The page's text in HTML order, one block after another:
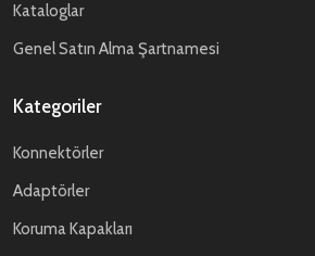
Kataloglar
Genel Satın Alma Şartnamesi
Kategoriler
Konnektörler
Adaptörler
Koruma Kapakları